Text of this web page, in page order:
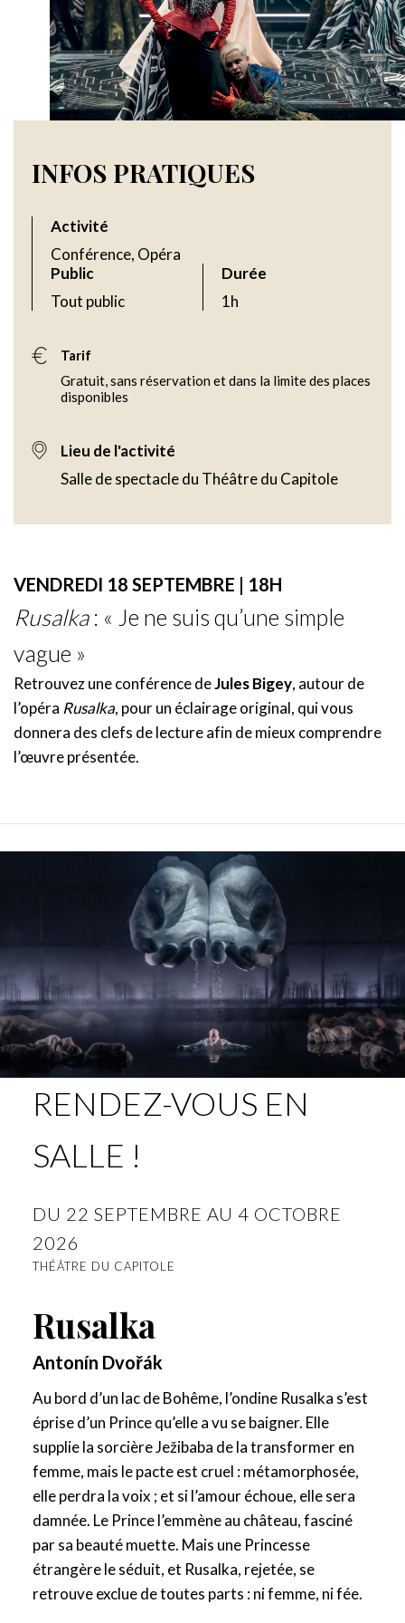
INFOS PRATIQUES
Activité
Conférence, Opéra
Public
Tout public
Durée
1h
Tarif
Gratuit, sans réservation et dans la limite des places
disponibles
Lieu de l'activité
Salle de spectacle du Théâtre du Capitole
VENDREDI 18 SEPTEMBRE | 18H
Rusalka: « Je ne suis qu’une simple
vague »
Retrouvez une conférence deJules Bigey, autour de
l’opéra Rusalka, pour un éclairage original, qui vous
donnera des clefs de lecture afin de mieux comprendre
l’œuvre présentée.
RENDEZ-VOUS EN
SALLE !
DU 22 SEPTEMBRE AU 4 OCTOBRE
2026
THÉÂTRE DU CAPITOLE
Rusalka
Antonín Dvořák
Au bord d’un lac de Bohême, l’ondine Rusalka s’est
éprise d’un Prince qu’elle a vu se baigner. Elle
supplie la sorcière Ježibaba de la transformer en
femme, mais le pacte est cruel : métamorphosée,
elle perdra la voix ; et si l’amour échoue, elle sera
damnée. Le Prince l’emmène au château, fasciné
par sa beauté muette. Mais une Princesse
étrangère le séduit, et Rusalka, rejetée, se
retrouve exclue de toutes parts : ni femme, ni fée.